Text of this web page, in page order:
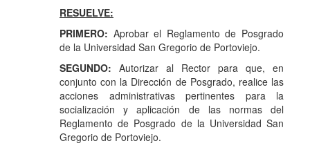
RESUELVE:
PRIMERO: Aprobar el Reglamento de Posgrado
de la Universidad San Gregorio de Portoviejo.
SEGUNDO: Autorizar al Rector para que, en
conjunto con la Dirección de Posgrado, realice las
acciones administrativas pertinentes para la
socialización y aplicación de las normas del
Reglamento de Posgrado de la Universidad San
Gregorio de Portoviejo.